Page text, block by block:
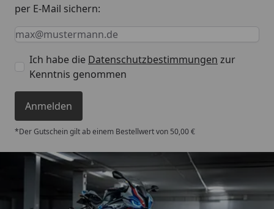
per E-Mail sichern:
Keine Eingabe erforderlich
Eingabe erforderlich
E-Mail *
Ich habe die Datenschutzbestimmungen zur
Kenntnis genommen
Anmelden
*Der Gutschein gilt ab einem Bestellwert von 50,00 €
Trusted Shops